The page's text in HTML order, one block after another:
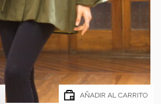
AÑADIR AL CARRITO